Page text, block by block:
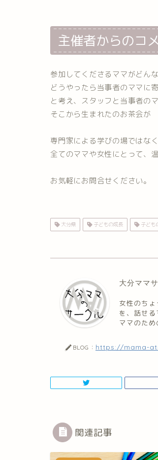
主催者からのコ
参加してくださるママがどん
どうやったら当事者のママに
と考え、スタッフと当事者の
そこから生まれたのお茶会
専門家による学びの場ではな
全てのママや女性にとって、
お気軽にお問合せください。
大分県 子どもの成長 子ども
大分ママ
女性のち
を、話せ
ママのため
BLOG： https://mama-
関連記事